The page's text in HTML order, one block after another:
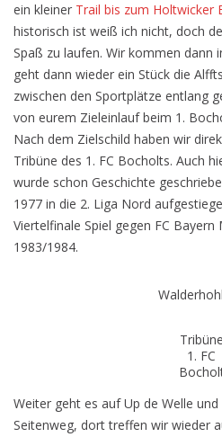
ein kleiner Trail bis zum Holtwicker
historisch ist weiß ich nicht, doch
Spaß zu laufen. Wir kommen dann
geht dann wieder ein Stück die
zwischen den Sportplätze entlang
von eurem Zieleinlauf beim 1.
Nach dem Zielschild haben wir
Tribüne des 1. FC Bocholts. Auch
wurde schon Geschichte
1977 in die 2. Liga Nord
Viertelfinale Spiel gegen FC Bayern
1983/1984.
Tribüne
1. FC
Weiter geht es auf Up de Welle
Seitenweg, dort treffen wir wieder